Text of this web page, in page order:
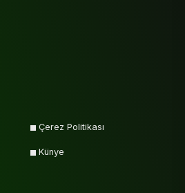
Çerez Politikası
Künye